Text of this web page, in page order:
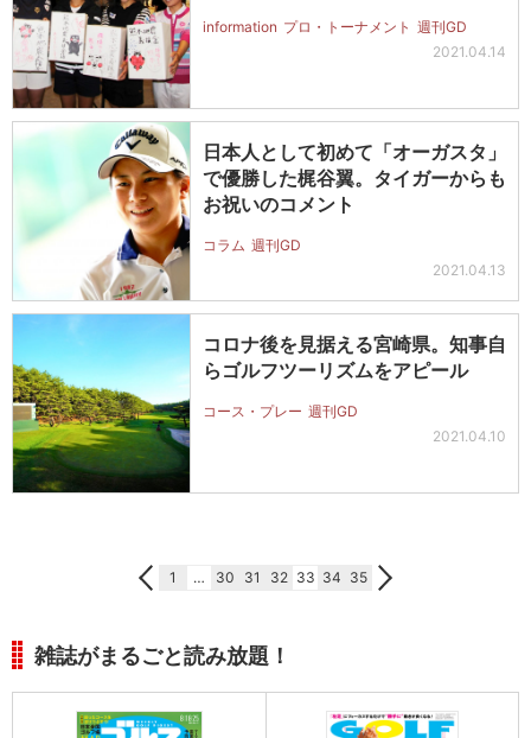
information プロ・トーナメント 週刊GD
2021.04.14
日本人として初めて「オーガスタ」
で優勝した梶谷翼。タイガーからも
お祝いのコメント
コラム 週刊GD
2021.04.13
コロナ後を見据える宮崎県。知事自
らゴルフツーリズムをアピール
コース・プレー 週刊GD
2021.04.10
1 … 30 31 32 33 34 35
雑誌がまるごと読み放題！